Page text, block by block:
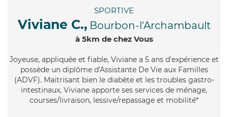
SPORTIVE
Viviane C., Bourbon-l'Archambault
à 5km de chez Vous
Joyeuse, appliquée et fiable, Viviane a 5 ans d'expérience et
possède un diplôme d'Assistante De Vie aux Familles
(ADVF). Maitrisant bien le diabète et les troubles gastro-
intestinaux, Viviane apporte ses services de ménage,
courses/livraison, lessive/repassage et mobilité*